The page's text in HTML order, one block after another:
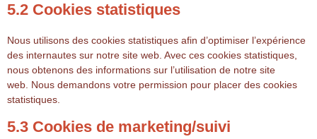
5.2 Cookies statistiques
Nous utilisons des cookies statistiques afin d’optimiser l’expérience
des internautes sur notre site web. Avec ces cookies statistiques,
nous obtenons des informations sur l’utilisation de notre site
web. Nous demandons votre permission pour placer des cookies
statistiques.
5.3 Cookies de marketing/suivi